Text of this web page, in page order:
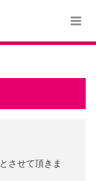
させて頂きま